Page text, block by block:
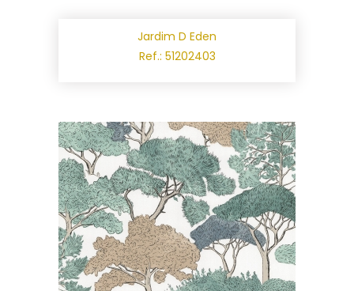
Jardim D Eden
Ref.: 51202403